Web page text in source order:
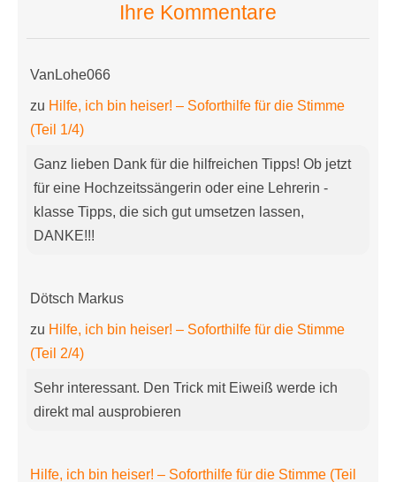
Ihre Kommentare
VanLohe066
zu Hilfe, ich bin heiser! – Soforthilfe für die Stimme
(Teil 1/4)
Ganz lieben Dank für die hilfreichen Tipps! Ob jetzt
für eine Hochzeitssängerin oder eine Lehrerin -
klasse Tipps, die sich gut umsetzen lassen,
DANKE!!!
Dötsch Markus
zu Hilfe, ich bin heiser! – Soforthilfe für die Stimme
(Teil 2/4)
Sehr interessant. Den Trick mit Eiweiß werde ich
direkt mal ausprobieren
Hilfe, ich bin heiser! – Soforthilfe für die Stimme (Teil